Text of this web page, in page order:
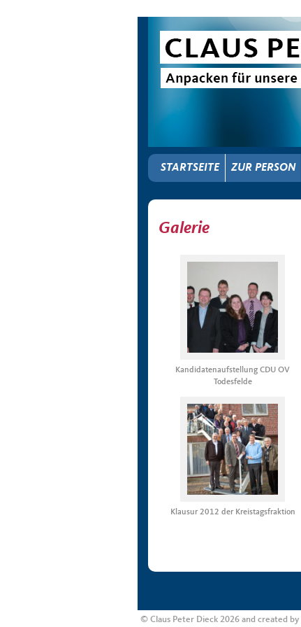
STARTSEITE ZUR PERSON
Galerie
Kandidatenaufstellung CDU OV
Todesfelde
Klausur 2012 der Kreistagsfraktion
© Claus Peter Dieck 2026 and created by